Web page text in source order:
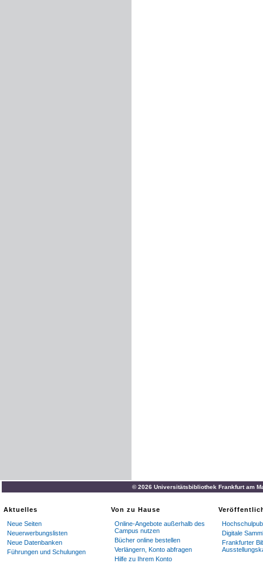
© 2026 Universitätsbibliothek Frankfurt am
Aktuelles
Neue Seiten
Neuerwerbungslisten
Neue Datenbanken
Führungen und Schulungen
Von zu Hause
Online-Angebote außerhalb des
Campus nutzen
Bücher online bestellen
Verlängern, Konto abfragen
Hilfe zu Ihrem Konto
Digitale
Frankfurter